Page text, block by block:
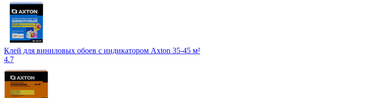
Клей для виниловых обоев с индикатором Axton 35-45 м²
4.7